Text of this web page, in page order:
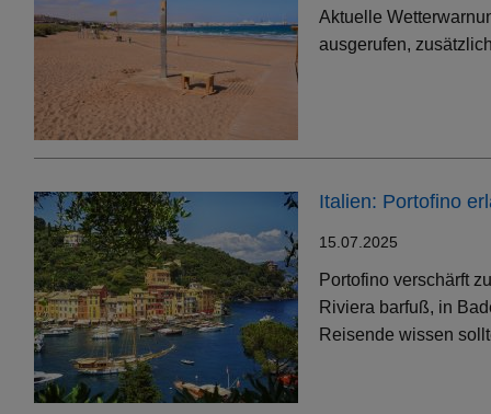
Aktuelle
ausgerufen,
Italien: Portofino
15.07.2025
Portofino verschärft
Riviera barfuß, in
Reisende wissen